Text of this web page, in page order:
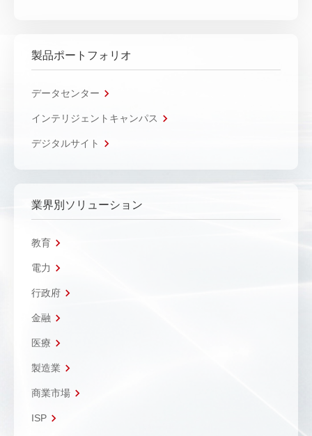
製品ポートフォリオ
データセンター
インテリジェントキャンパス
デジタルサイト
業界別ソリューション
教育
電力
行政府
金融
医療
製造業
商業市場
ISP